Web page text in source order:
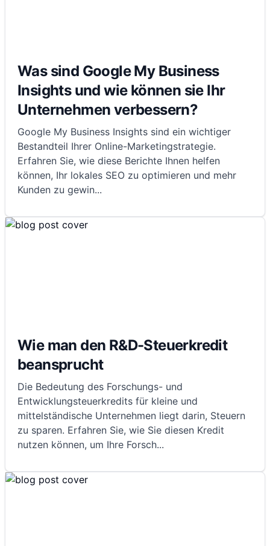
Was sind Google My Business
Insights und wie können sie Ihr
Unternehmen verbessern?
Google My Business Insights sind ein wichtiger
Bestandteil Ihrer Online-Marketingstrategie.
Erfahren Sie, wie diese Berichte Ihnen helfen
können, Ihr lokales SEO zu optimieren und mehr
Kunden zu gewin...
Wie man den R&D-Steuerkredit
beansprucht
Die Bedeutung des Forschungs- und
Entwicklungsteuerkredits für kleine und
mittelständische Unternehmen liegt darin, Steuern
zu sparen. Erfahren Sie, wie Sie diesen Kredit
nutzen können, um Ihre Forsch...